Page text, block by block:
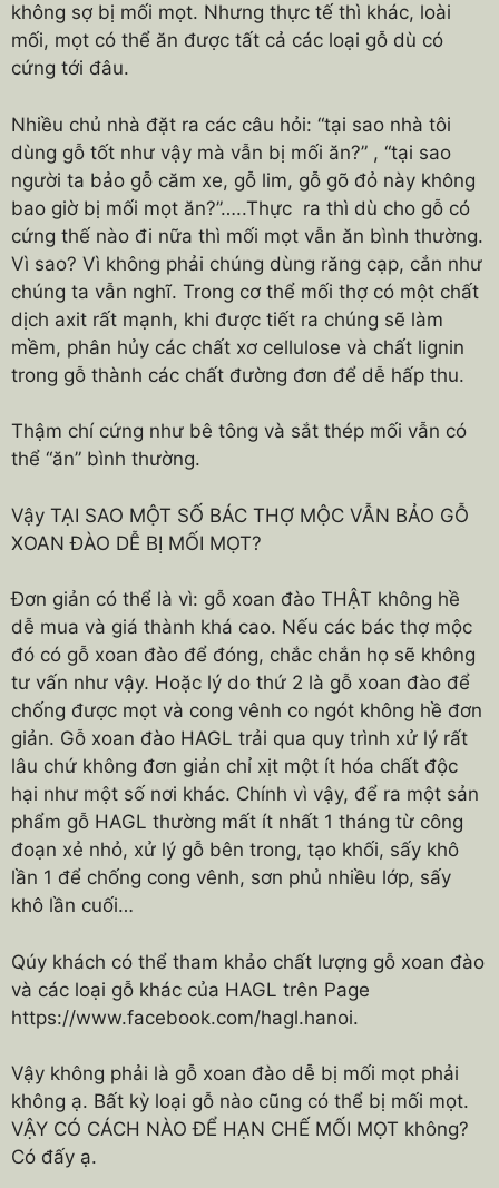
không sợ bị mối mọt. Nhưng thực tế thì khác, loài
mối, mọt có thể ăn được tất cả các loại gỗ dù có
cứng tới đâu.
Nhiều chủ nhà đặt ra các câu hỏi: “tại sao nhà tôi
dùng gỗ tốt như vậy mà vẫn bị mối ăn?” , “tại sao
người ta bảo gỗ căm xe, gỗ lim, gỗ gõ đỏ này không
bao giờ bị mối mọt ăn?”…..Thực ra thì dù cho gỗ có
cứng thế nào đi nữa thì mối mọt vẫn ăn bình thường.
Vì sao? Vì không phải chúng dùng răng cạp, cắn như
chúng ta vẫn nghĩ. Trong cơ thể mối thợ có một chất
dịch axit rất mạnh, khi được tiết ra chúng sẽ làm
mềm, phân hủy các chất xơ cellulose và chất lignin
trong gỗ thành các chất đường đơn để dễ hấp thu.
Thậm chí cứng như bê tông và sắt thép mối vẫn có
thể “ăn” bình thường.
Vậy TẠI SAO MỘT SỐ BÁC THỢ MỘC VẪN BẢO GỖ
XOAN ĐÀO DỄ BỊ MỐI MỌT?
Đơn giản có thể là vì: gỗ xoan đào THẬT không hề
dễ mua và giá thành khá cao. Nếu các bác thợ mộc
đó có gỗ xoan đào để đóng, chắc chắn họ sẽ không
tư vấn như vậy. Hoặc lý do thứ 2 là gỗ xoan đào để
chống được mọt và cong vênh co ngót không hề đơn
giản. Gỗ xoan đào HAGL trải qua quy trình xử lý rất
lâu chứ không đơn giản chỉ xịt một ít hóa chất độc
hại như một số nơi khác. Chính vì vậy, để ra một sản
phẩm gỗ HAGL thường mất ít nhất 1 tháng từ công
đoạn xẻ nhỏ, xử lý gỗ bên trong, tạo khối, sấy khô
lần 1 để chống cong vênh, sơn phủ nhiều lớp, sấy
khô lần cuối…
Qúy khách có thể tham khảo chất lượng gỗ xoan đào
và các loại gỗ khác của HAGL trên Page
https://www.facebook.com/hagl.hanoi.
Vậy không phải là gỗ xoan đào dễ bị mối mọt phải
không ạ. Bất kỳ loại gỗ nào cũng có thể bị mối mọt.
VẬY CÓ CÁCH NÀO ĐỂ HẠN CHẾ MỐI MỌT không?
Có đấy ạ.